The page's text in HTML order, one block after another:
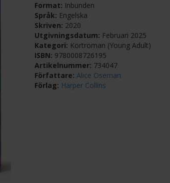
Format: Inbunden
Språk: Engelska
Skriven: 2020
Utgivningsdatum: Februari 2025
Kategori: Kortroman (Young Adult)
ISBN: 9780008726195
Artikelnummer: 734047
Författare:Alice Oseman
Förlag: Harper Collins